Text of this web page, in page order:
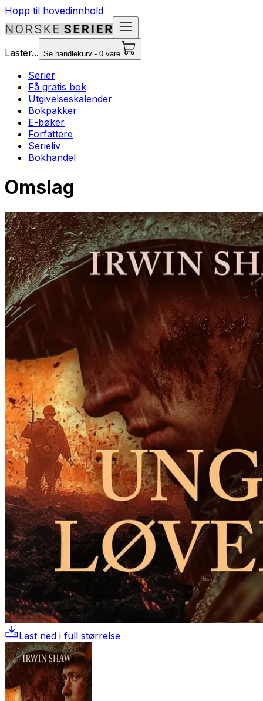
Hopp til hovedinnhold
Laster... Se handlekurv - 0 vare
Serier
Få gratis bok
Utgivelseskalender
Bokpakker
E-bøker
Forfattere
Serieliv
Bokhandel
Omslag
Last ned i full størrelse